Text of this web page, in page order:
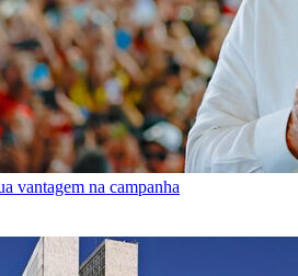
vantagem na campanha